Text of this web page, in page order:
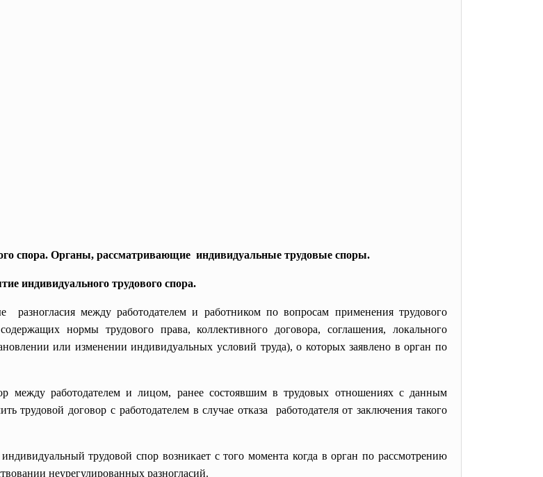
спора. Органы, рассматривающие индивидуальные трудовые споры.
индивидуального трудового спора.
между работодателем и работником по вопросам применения трудового
нормы трудового права, коллективного договора, соглашения, локального
или изменении индивидуальных условий труда), о которых заявлено в орган по
между работодателем и лицом, ранее состоявшим в трудовых отношениях с данным
трудовой договор с работодателем в случае отказа работодателя от заключения такого
индивидуальный трудовой спор возникает с того момента когда в орган по рассмотрению
неурегулированных разногласий.